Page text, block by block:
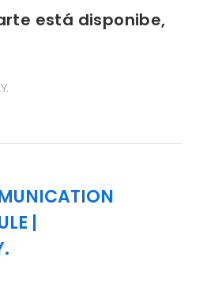
está disponibe,
|